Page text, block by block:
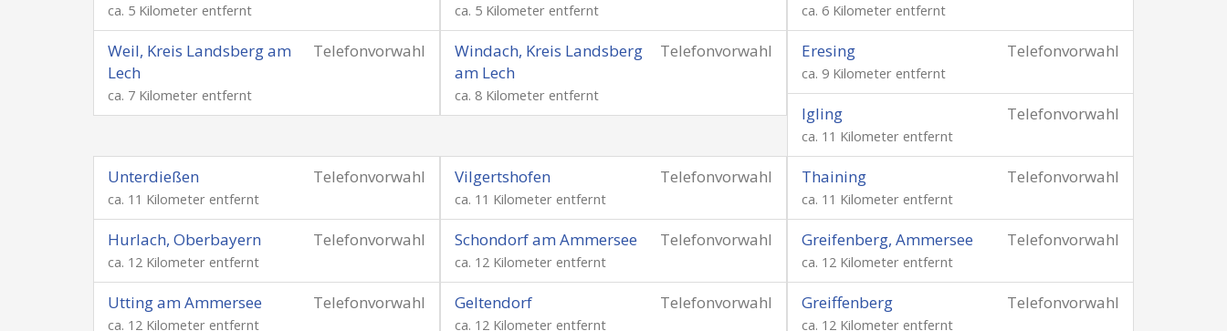
ca. 5 Kilometer entfernt ca. 5 Kilometer entfernt ca. 6 Kilometer entfernt
Telefonvorwahl
Weil, Kreis Landsberg am
Lech
ca. 7 Kilometer entfernt
Telefonvorwahl
Windach, Kreis Landsberg
am Lech
ca. 8 Kilometer entfernt
Telefonvorwahl
Eresing
ca. 9 Kilometer entfernt
Telefonvorwahl
Igling
ca. 11 Kilometer entfernt
Telefonvorwahl
Unterdießen
ca. 11 Kilometer entfernt
Telefonvorwahl
Vilgertshofen
ca. 11 Kilometer entfernt
Telefonvorwahl
Thaining
ca. 11 Kilometer entfernt
Telefonvorwahl
Hurlach, Oberbayern
ca. 12 Kilometer entfernt
Telefonvorwahl
Schondorf am Ammersee
ca. 12 Kilometer entfernt
Telefonvorwahl
Greifenberg, Ammersee
ca. 12 Kilometer entfernt
Telefonvorwahl
Utting am Ammersee
ca. 12 Kilometer entfernt
Telefonvorwahl
Geltendorf
ca. 12 Kilometer entfernt
Telefonvorwahl
Greiffenberg
ca. 12 Kilometer entfernt